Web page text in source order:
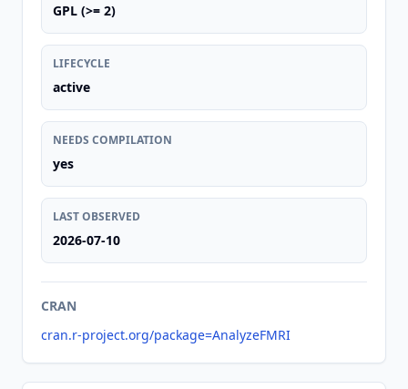
GPL (>= 2)
LIFECYCLE
active
NEEDS COMPILATION
yes
LAST OBSERVED
2026-07-10
CRAN
cran.r-project.org/package=AnalyzeFMRI